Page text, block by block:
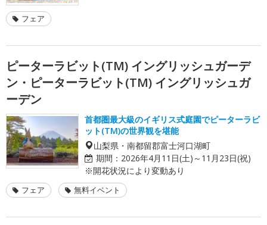
フェア
ピーターラビット(TM) イングリッシュガーデ
ン・ピーターラビット(TM) イングリッシュガ
ーデン
首都圏最大級のイギリス式庭園でピーターラビ
ット(TM)の世界観を堪能
山梨県・南都留郡富士河口湖町
期間： 2026年4月11日(土)～11月23日(祝)
※開花状況により変動あり
フェア 無料イベント